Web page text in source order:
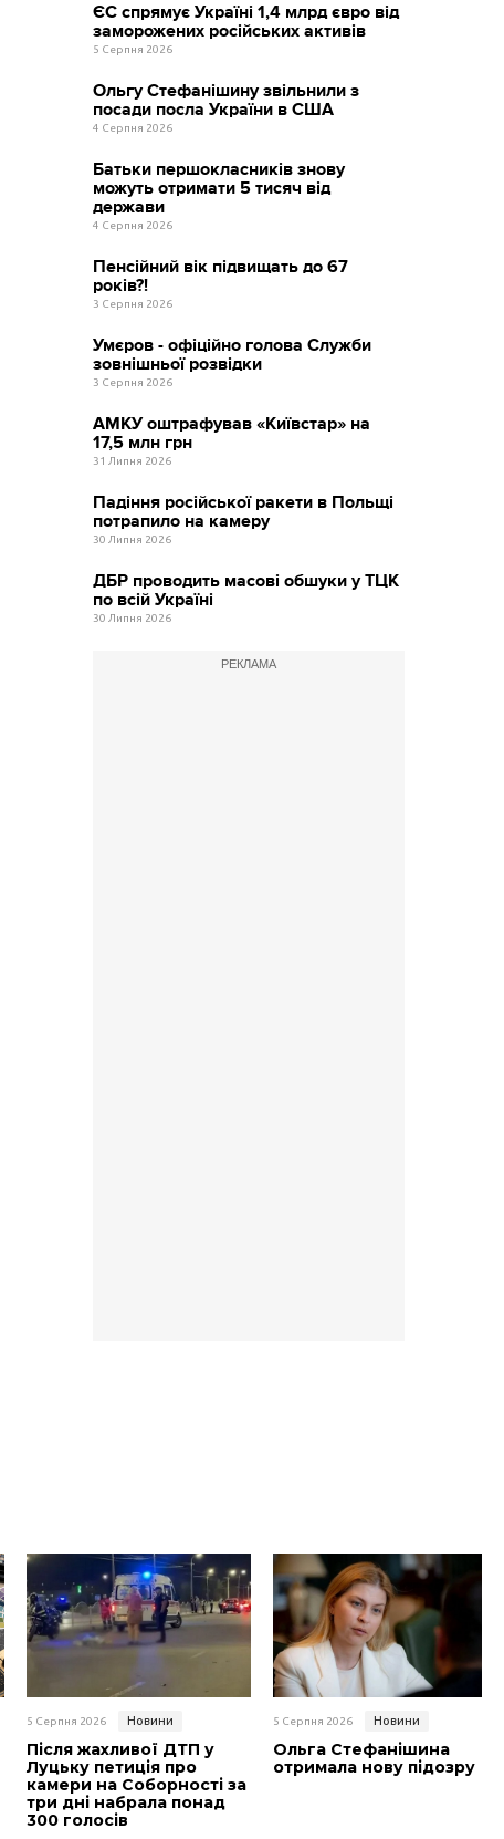
ЄС спрямує Україні 1,4 млрд євро від
заморожених російських активів
5 Серпня 2026
Ольгу Стефанішину звільнили з
посади посла України в США
4 Серпня 2026
Батьки першокласників знову
можуть отримати 5 тисяч від
держави
4 Серпня 2026
Пенсійний вік підвищать до 67
років?!
3 Серпня 2026
Умєров - офіційно голова Служби
зовнішньої розвідки
3 Серпня 2026
АМКУ оштрафував «Київстар» на
17,5 млн грн
31 Липня 2026
Падіння російської ракети в Польщі
потрапило на камеру
30 Липня 2026
ДБР проводить масові обшуки у ТЦК
по всій Україні
30 Липня 2026
РЕКЛАМА
5 Серпня 2026 Новини
Після жахливої ДТП у
Луцьку петиція про
камери на Соборності за
три дні набрала понад
300 голосів
5 Серпня 2026 Новини
Ольга Стефанішина
отримала нову підозру